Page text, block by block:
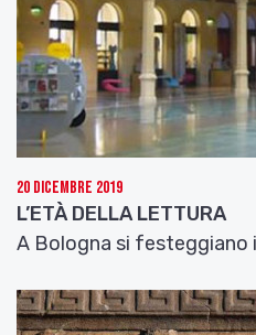
20 Dicembre 2019
L’ETÀ DELLA LETTURA
A Bologna si festeggiano